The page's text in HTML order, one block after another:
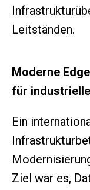
Leitständen.
Moderne
für
Ein
Ziel war es,